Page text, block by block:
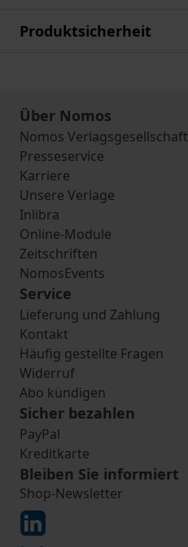
Produktsicherheit
Über Nomos
Nomos Verlagsgesellschaft
Presseservice
Karriere
Unsere Verlage
Inlibra
Online-Module
Zeitschriften
NomosEvents
Service
Lieferung und Zahlung
Kontakt
Häufig gestellte Fragen
Widerruf
Abo kündigen
Sicher bezahlen
PayPal
Kreditkarte
Bleiben Sie informiert
Shop-Newsletter